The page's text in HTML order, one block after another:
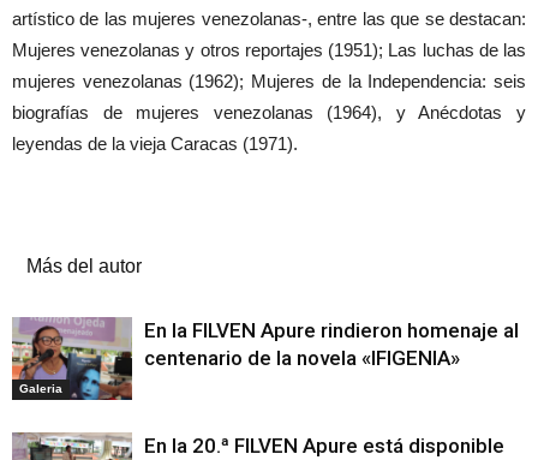
artístico de las mujeres venezolanas-, entre las que se destacan:
Mujeres venezolanas y otros reportajes (1951); Las luchas de las
mujeres venezolanas (1962); Mujeres de la Independencia: seis
biografías de mujeres venezolanas (1964), y Anécdotas y
leyendas de la vieja Caracas (1971).
Más del autor
Galeria
En la FILVEN Apure rindieron homenaje al
centenario de la novela «IFIGENIA»
En la 20.ª FILVEN Apure está disponible